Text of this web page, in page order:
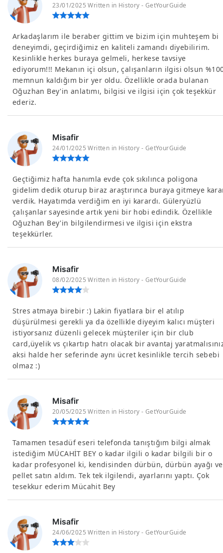
23/01/2025 Written in History - GetYourGuide
Arkadaşlarım ile beraber gittim ve bizim için muhteşem bi
deneyimdi, geçirdiğimiz en kaliteli zamandı diyebilirim.
Kesinlikle herkes buraya gelmeli, herkese tavsiye
ediyorum!!! Mekanın içi olsun, çalışanların ilgisi olsun
memnun kaldığım bir yer oldu. Özellikle orada bulanan
Oğuzhan Bey'in anlatımı, bilgisi ve ilgisi için çok teşekkür
ederiz.
Misafir
24/01/2025 Written in History - GetYourGuide
Geçtiğimiz hafta hanımla evde çok sıkılınca poligona
gidelim dedik oturup biraz araştırınca buraya gitmeye
verdik. Hayatımda verdiğim en iyi karardı. Güleryüzlü
çalışanlar sayesinde artık yeni bir hobi edindik. Özellikle
Oğuzhan Bey'in bilgilendirmesi ve ilgisi için ekstra
teşekkürler.
Misafir
08/02/2025 Written in History - GetYourGuide
Stres atmaya birebir :) Lakin fiyatlara bir el atılıp
düşürülmesi gerekli ya da özellikle diyeyim kalıcı müşteri
istiyorsanız düzenli gelecek müşteriler için bir club
card,üyelik vs çıkartıp hatrı olacak bir avantaj
aksi halde her seferinde aynı ücret kesinlikle tercih sebebi
olmaz :)
Misafir
20/05/2025 Written in History - GetYourGuide
Tamamen tesadüf eseri telefonda tanıştığım bilgi almak
istediğim MÜCAHİT BEY o kadar ilgili o kadar bilgili bir o
kadar profesyonel ki, kendisinden dürbün, dürbün ayağı ve
pellet satın aldım. Tek tek ilgilendi, ayarlarını yaptı. Çok
tesekkur ederim Mücahit Bey
Misafir
24/06/2025 Written in History - GetYourGuide